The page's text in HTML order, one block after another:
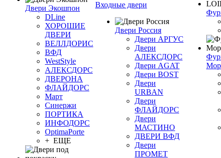
Двери Экошпон
DLine
ХОРОШИЕ
ДВЕРИ
ВЕЛЛДОРИС
ВФД
WestStyle
АЛЕКСДОРС
ДВЕРОНА
ФЛАЙДОРС
Март
Синержи
ПОРТИКА
ИНФОДОРС
OptimaPorte
+ ЕЩЕ
Входные двери
Двери Россия
Двери АРГУС
Двери
АЛЕКСДОРС
Двери AGAT
Двери BOST
Двери
URBAN
Двери
ФЛАЙДОРС
Двери
МАСТИНО
ДВЕРИ ВФД
Двери
ПРОМЕТ